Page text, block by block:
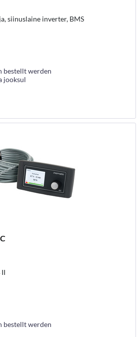
siinuslaine inverter, BMS
bestellt werden
jooksul
II
bestellt werden